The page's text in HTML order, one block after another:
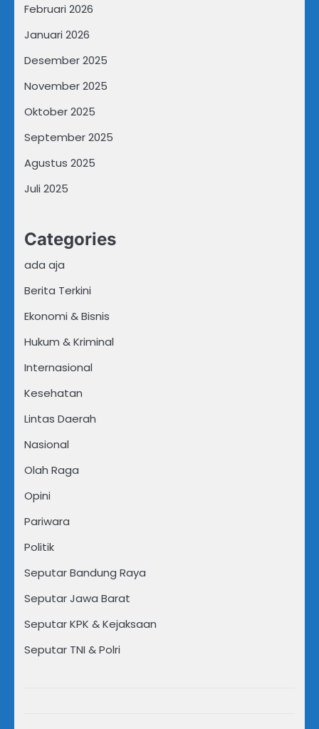
Februari 2026
Januari 2026
Desember 2025
November 2025
Oktober 2025
September 2025
Agustus 2025
Juli 2025
Categories
ada aja
Berita Terkini
Ekonomi & Bisnis
Hukum & Kriminal
Internasional
Kesehatan
Lintas Daerah
Nasional
Olah Raga
Opini
Pariwara
Politik
Seputar Bandung Raya
Seputar Jawa Barat
Seputar KPK & Kejaksaan
Seputar TNI & Polri